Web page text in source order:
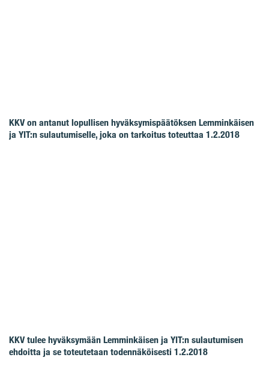
KKV on antanut lopullisen hyväksymispäätöksen Lemminkäisen
ja YIT:n sulautumiselle, joka on tarkoitus toteuttaa 1.2.2018
KKV tulee hyväksymään Lemminkäisen ja YIT:n sulautumisen
ehdoitta ja se toteutetaan todennäköisesti 1.2.2018